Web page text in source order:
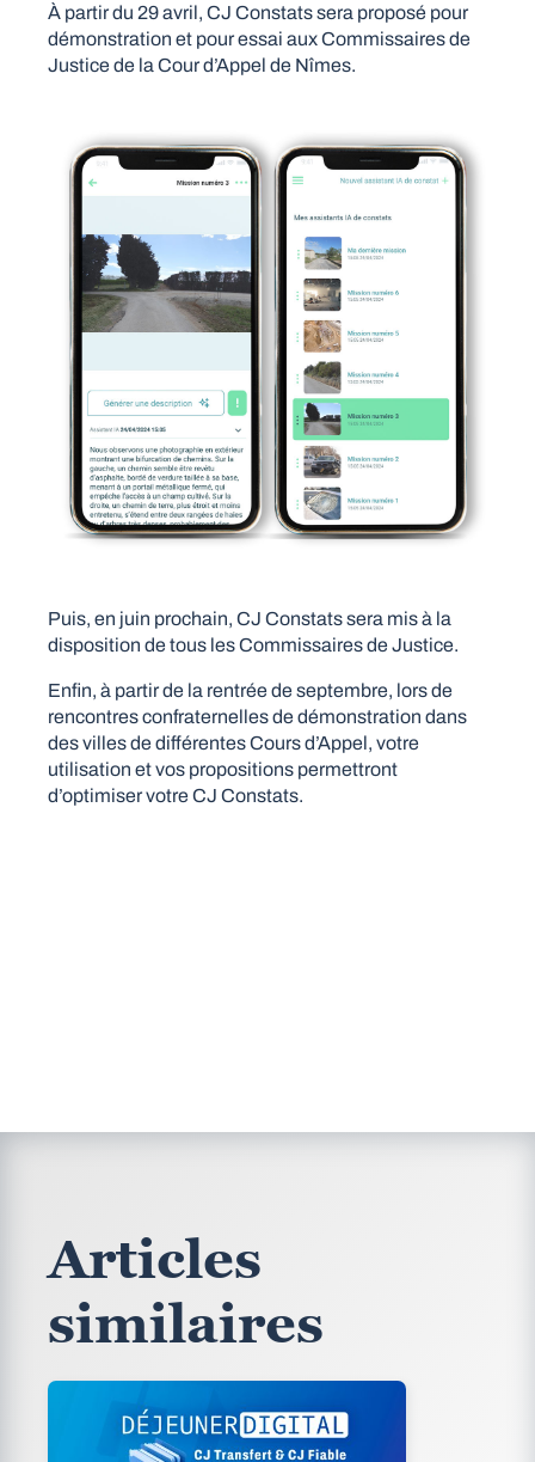
À partir du 29 avril, CJ Constats sera proposé pour
démonstration et pour essai aux Commissaires de
Justice de la Cour d’Appel de Nîmes.
Puis, en juin prochain, CJ Constats sera mis à la
disposition de tous les Commissaires de Justice.
Enfin, à partir de la rentrée de septembre, lors de
rencontres confraternelles de démonstration dans
des villes de différentes Cours d’Appel, votre
utilisation et vos propositions permettront
d’optimiser votre CJ Constats.
Articles
similaires